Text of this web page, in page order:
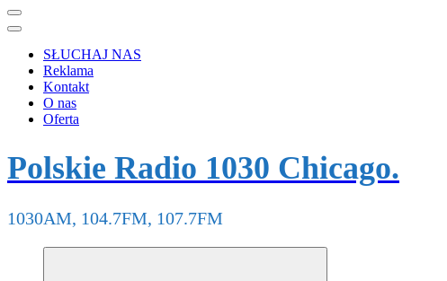
SŁUCHAJ NAS
Reklama
Kontakt
O nas
Oferta
Polskie Radio 1030 Chicago.
1030AM, 104.7FM, 107.7FM